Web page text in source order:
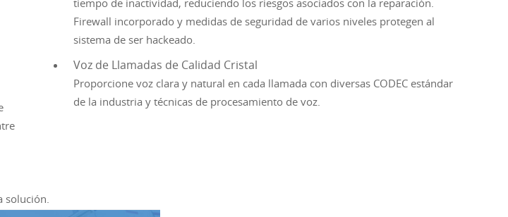
tiempo de inactividad, reduciendo los riesgos asociados con la reparación.
Firewall incorporado y medidas de seguridad de varios niveles protegen al
sistema de ser hackeado.
Voz de Llamadas de Calidad Cristal
Proporcione voz clara y natural en cada llamada con diversas CODEC estándar
de la industria y técnicas de procesamiento de voz.
solución.